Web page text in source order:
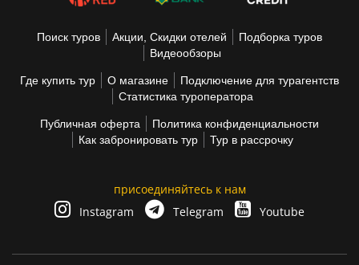
Поиск туров Акции, Скидки отелей
Подборка туров
Видеообзоры
Где купить тур О магазине
Подключение для турагентств
Статистика туроператора
Публичная оферта
Политика конфиденциальности
Как забронировать тур
Тур в рассрочку
присоединяйтесь к нам
Instagram
Telegram Youtube